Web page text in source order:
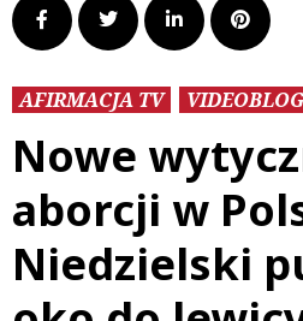
AFIRMACJA TV
Nowe
aborcji w
Niedzielski